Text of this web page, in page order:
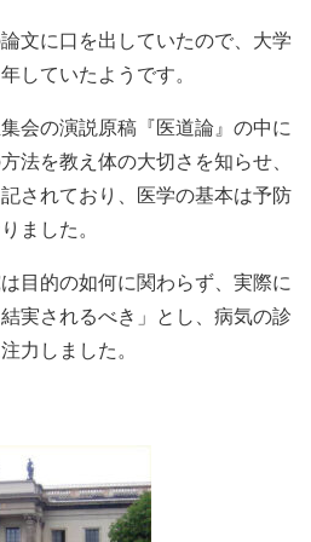
文に口を出していたので、大学
していたようです。
会の演説原稿『医道論』の中に
法を教え体の大切さを知らせ、
されており、 医学の基本は予防
ました。
目的の如何に関わらず、実際に
実されるべき」とし、 病気の診
力しました。